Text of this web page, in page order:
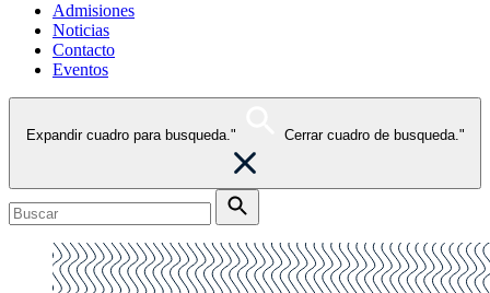
Admisiones
Noticias
Contacto
Eventos
Expandir cuadro para busqueda." Cerrar cuadro de busqueda."